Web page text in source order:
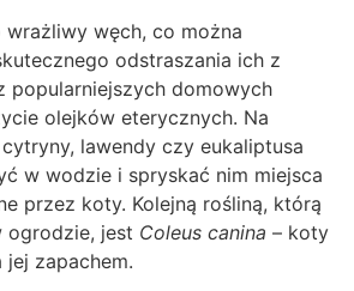
wrażliwy węch, co można
odstraszania ich z
popularniejszych domowych
olejków eterycznych. Na
lawendy czy eukaliptusa
w wodzie i spryskać nim miejsca
przez koty. Kolejną rośliną, którą
jest Coleus canina – koty
jej zapachem.